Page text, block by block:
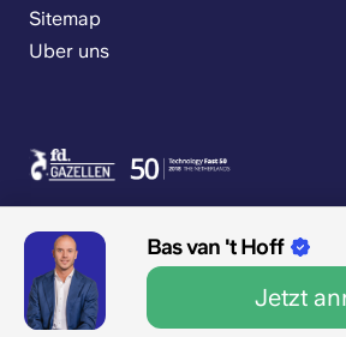
Bas van 't Hoff
Jetzt
Sitemap
Uber uns
9.1/10 1545 Bewertungen